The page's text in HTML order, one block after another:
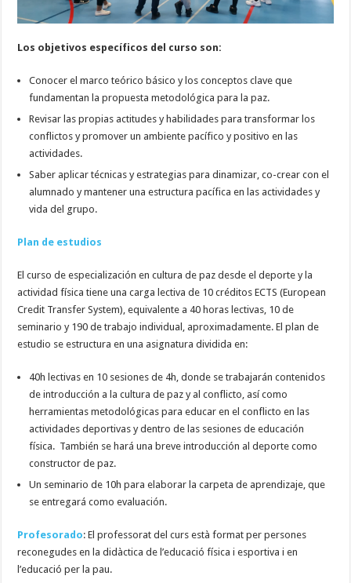
Los objetivos específicos del curso son:
Conocer el marco teórico básico y los conceptos clave que
fundamentan la propuesta metodológica para la paz.
Revisar las propias actitudes y habilidades para transformar los
conflictos y promover un ambiente pacífico y positivo en las
actividades.
Saber aplicar técnicas y estrategias para dinamizar, co-crear con el
alumnado y mantener una estructura pacífica en las actividades y
vida del grupo.
Plan de estudios
El curso de especialización en cultura de paz desde el deporte y la
actividad física tiene una carga lectiva de 10 créditos ECTS (European
Credit Transfer System), equivalente a 40 horas lectivas, 10 de
seminario y 190 de trabajo individual, aproximadamente. El plan de
estudio se estructura en una asignatura dividida en:
40h lectivas en 10 sesiones de 4h, donde se trabajarán contenidos
de introducción a la cultura de paz y al conflicto, así como
herramientas metodológicas para educar en el conflicto en las
actividades deportivas y dentro de las sesiones de educación
física. También se hará una breve introducción al deporte como
constructor de paz.
Un seminario de 10h para elaborar la carpeta de aprendizaje, que
se entregará como evaluación.
Profesorado: El professorat del curs està format per persones
reconegudes en la didàctica de l’educació física i esportiva i en
l’educació per la pau.